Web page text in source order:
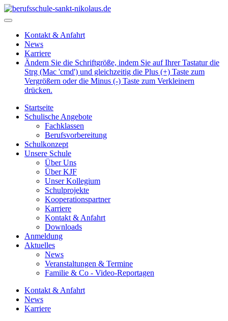
Kontakt & Anfahrt
News
Karriere
Ändern Sie die Schriftgröße, indem Sie auf Ihrer Tastatur die
Strg (Mac 'cmd') und gleichzeitig die Plus (+) Taste zum
Vergrößern oder die Minus (-) Taste zum Verkleinern
drücken.
Startseite
Schulische Angebote
Fachklassen
Berufsvorbereitung
Schulkonzept
Unsere Schule
Über Uns
Über KJF
Unser Kollegium
Schulprojekte
Kooperationspartner
Karriere
Kontakt & Anfahrt
Downloads
Anmeldung
Aktuelles
News
Veranstaltungen & Termine
Familie & Co - Video-Reportagen
Kontakt & Anfahrt
News
Karriere